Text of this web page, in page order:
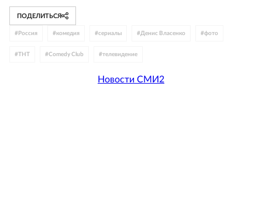
ПОДЕЛИТЬСЯ
# Россия #комедия #сериалы #Денис Власенко #фото
#ТНТ #Comedy Club #телевидение
Новости СМИ2